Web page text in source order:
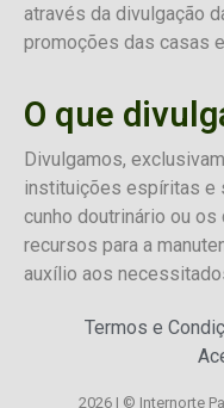
através da divulgação
promoções das casas
O que
Divulgamos,
instituições espíritas e
cunho doutrinário ou
recursos para a
auxílio aos
Termos e
2026 | © Internorte